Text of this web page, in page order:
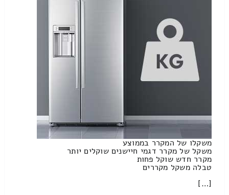
משקלו של המקרר בממוצע
משקל של מקרר דגמי חיישנים שוקלים יותר
מקרר חדש שוקל פחות
טבלה משקל מקררים
[…]